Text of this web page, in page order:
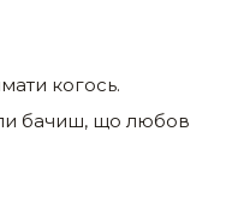
когось.
бачиш, що любов